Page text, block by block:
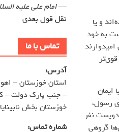
و یا
به خود
ای رسول،
دویست نفر
گروهی
—امام علی علیه
نقل قول بعدی
تماس با ما
آدرس:
استان خوزستان –
– جنب پارک دولت –
خوزستان بخش
شماره تماس: